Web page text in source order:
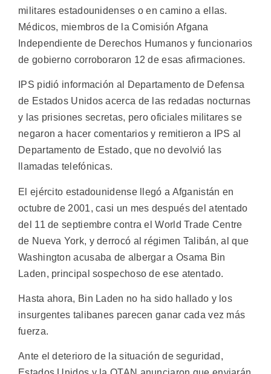
militares estadounidenses o en camino a ellas.
Médicos, miembros de la Comisión Afgana
Independiente de Derechos Humanos y funcionarios
de gobierno corroboraron 12 de esas afirmaciones.
IPS pidió información al Departamento de Defensa
de Estados Unidos acerca de las redadas nocturnas
y las prisiones secretas, pero oficiales militares se
negaron a hacer comentarios y remitieron a IPS al
Departamento de Estado, que no devolvió las
llamadas telefónicas.
El ejército estadounidense llegó a Afganistán en
octubre de 2001, casi un mes después del atentado
del 11 de septiembre contra el World Trade Centre
de Nueva York, y derrocó al régimen Talibán, al que
Washington acusaba de albergar a Osama Bin
Laden, principal sospechoso de ese atentado.
Hasta ahora, Bin Laden no ha sido hallado y los
insurgentes talibanes parecen ganar cada vez más
fuerza.
Ante el deterioro de la situación de seguridad,